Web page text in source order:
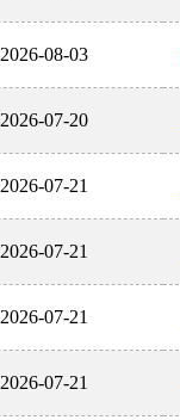
2026-08-03
2026-07-20
2026-07-21
2026-07-21
2026-07-21
2026-07-21